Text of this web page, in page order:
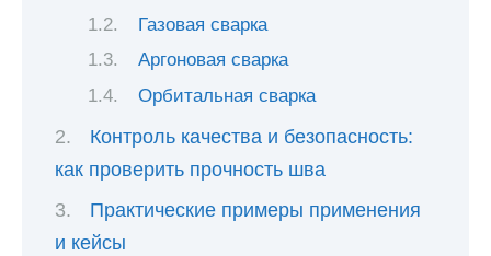
Газовая сварка
Аргоновая сварка
Орбитальная сварка
Контроль качества и безопасность:
как проверить прочность шва
Практические примеры применения
и кейсы